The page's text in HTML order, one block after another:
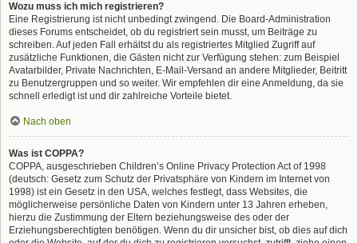
Wozu muss ich mich registrieren?
Eine Registrierung ist nicht unbedingt zwingend. Die Board-Administration
dieses Forums entscheidet, ob du registriert sein musst, um Beiträge zu
schreiben. Auf jeden Fall erhältst du als registriertes Mitglied Zugriff auf
zusätzliche Funktionen, die Gästen nicht zur Verfügung stehen: zum Beispiel
Avatarbilder, Private Nachrichten, E-Mail-Versand an andere Mitglieder, Beitritt
zu Benutzergruppen und so weiter. Wir empfehlen dir eine Anmeldung, da sie
schnell erledigt ist und dir zahlreiche Vorteile bietet.
Nach oben
Was ist COPPA?
COPPA, ausgeschrieben Children’s Online Privacy Protection Act of 1998
(deutsch: Gesetz zum Schutz der Privatsphäre von Kindern im Internet von
1998) ist ein Gesetz in den USA, welches festlegt, dass Websites, die
möglicherweise persönliche Daten von Kindern unter 13 Jahren erheben,
hierzu die Zustimmung der Eltern beziehungsweise des oder der
Erziehungsberechtigten benötigen. Wenn du dir unsicher bist, ob dies auf dich